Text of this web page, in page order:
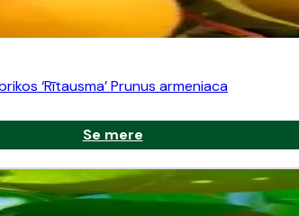
‘Rītausma’ Prunus armeniaca
Se mere